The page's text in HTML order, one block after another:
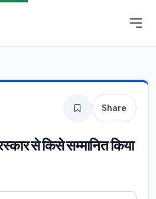
Share
से किसे सम्मानित किया